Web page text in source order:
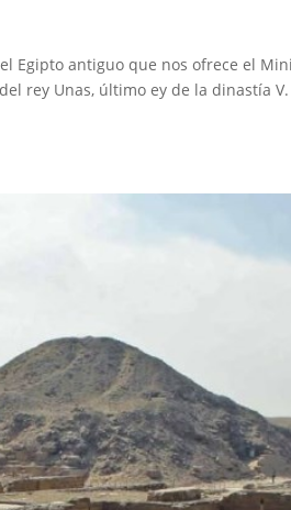
Egipto antiguo que nos ofrece el
rey Unas, último ey de la dinastía